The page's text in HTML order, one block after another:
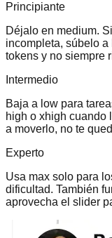
Principiante
Déjalo en medium.
incompleta, súbelo
tokens y no siempre
Intermedio
Baja a low para
high o xhigh cuando
a moverlo, no te
Experto
Usa max solo para
dificultad. También
aprovecha el slider